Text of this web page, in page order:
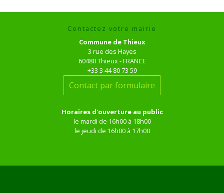
Contactez votre mairie
Commune de Thieux
3 rue des Hayes
60480 Thieux - FRANCE
+33 3 44 80 73 59
Contact par formulaire
Horaires d'ouverture au public
le mardi de 16h00 à 18h00
le jeudi de 16h00 à 17h00